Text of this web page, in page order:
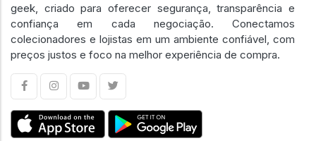
geek, criado para oferecer segurança, transparência e
confiança em cada negociação. Conectamos
colecionadores e lojistas em um ambiente confiável, com
preços justos e foco na melhor experiência de compra.